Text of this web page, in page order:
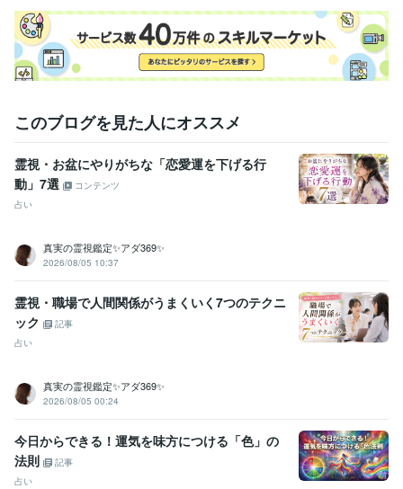
資格・検定
チャイルドカウンセラー 取得年 : 2019年
美容師・管理美容師 取得年 : 2008年
ビジネス・クリエイティブツール
freee:2年ChatGPT:2年 Perplexity AI:1年 CapCut:2年
Canva:4年
得意分野
住まい・美容・生活相談 汚部屋のお片付け、物の手放し方相談
悩み相談・カウンセリング 親子関係、子育て、人間関係の悩み
このブログを見た人にオススメ
霊視・お盆にやりがちな「恋愛運を下げる行
動」7選
コンテンツ
占い
真実の霊視鑑定✨アダ369✨
2026/08/05 10:37
霊視・職場で人間関係がうまくいく7つのテクニ
ック
記事
占い
真実の霊視鑑定✨アダ369✨
2026/08/05 00:24
今日からできる！運気を味方につける「色」の
法則
記事
占い